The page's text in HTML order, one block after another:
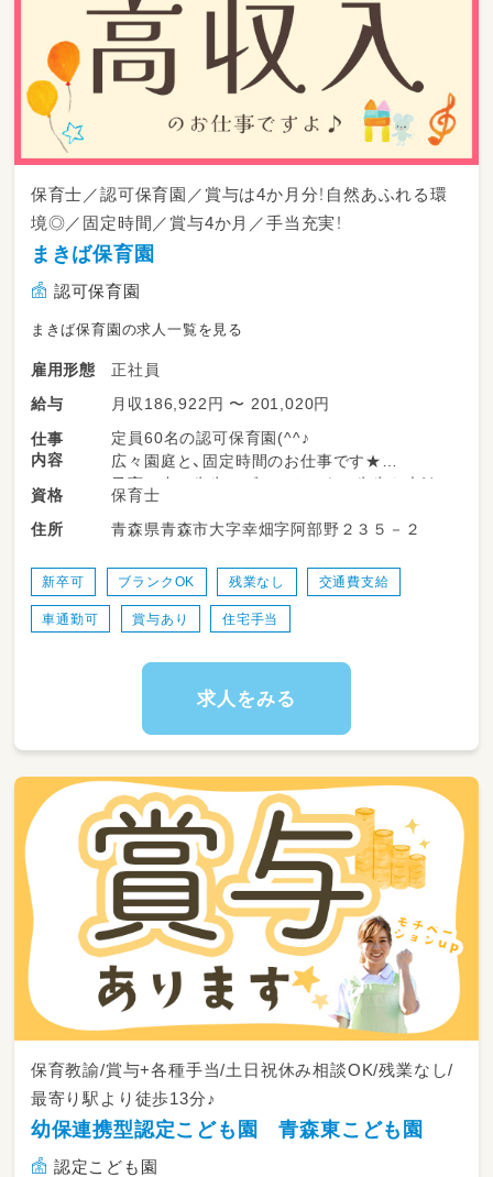
保育士／認可保育園／賞与は4か月分！自然あふれる環
境◎／固定時間／賞与4か月／手当充実！
まきば保育園
認可保育園
まきば保育園の求人一覧を見る
雇用形態
正社員
給与
月収186,922円 〜 201,020円
仕事
内容
定員60名の認可保育園(^^♪
広々園庭と、固定時間のお仕事です★
子育て中の先生やブランクのある先生も大歓
迎！！
賞与4か月・給与改善等の手当も充実しています
夏はプール、どろんこ遊び、屋外のリズム運動、
冬はソリ、スキー等、全身を使った遊びを行うこ
足の先から指の先まで使い込む、毎日のリズム
運動、ロールマット運動、
ぜひ見学にお越しください♪
資格
保育士
住所
青森県青森市大字幸畑字阿部野２３５－２
新卒可 ブランクOK 残業なし 交通費支給
車通勤可 賞与あり 住宅手当
求人をみる
保育教諭/賞与+各種手当/土日祝休み相談OK/残業なし/
最寄り駅より徒歩13分♪
幼保連携型認定こども園 青森東こども園
認定こども園